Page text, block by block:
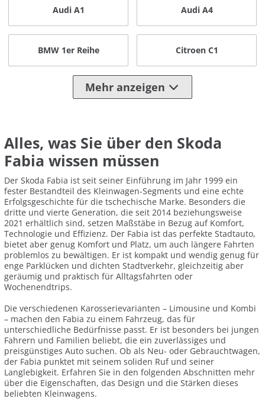
Audi A1 Audi A4
BMW 1er Reihe Citroen C1
Mehr anzeigen
Alles, was Sie über den Skoda
Fabia wissen müssen
Der Skoda Fabia ist seit seiner Einführung im Jahr 1999 ein
fester Bestandteil des Kleinwagen-Segments und eine echte
Erfolgsgeschichte für die tschechische Marke. Besonders die
dritte und vierte Generation, die seit 2014 beziehungsweise
2021 erhältlich sind, setzen Maßstäbe in Bezug auf Komfort,
Technologie und Effizienz. Der Fabia ist das perfekte Stadtauto,
bietet aber genug Komfort und Platz, um auch längere Fahrten
problemlos zu bewältigen. Er ist kompakt und wendig genug für
enge Parklücken und dichten Stadtverkehr, gleichzeitig aber
geräumig und praktisch für Alltagsfahrten oder
Wochenendtrips.
Die verschiedenen Karosserievarianten – Limousine und Kombi
– machen den Fabia zu einem Fahrzeug, das für
unterschiedliche Bedürfnisse passt. Er ist besonders bei jungen
Fahrern und Familien beliebt, die ein zuverlässiges und
preisgünstiges Auto suchen. Ob als Neu- oder Gebrauchtwagen,
der Fabia punktet mit seinem soliden Ruf und seiner
Langlebigkeit. Erfahren Sie in den folgenden Abschnitten mehr
über die Eigenschaften, das Design und die Stärken dieses
beliebten Kleinwagens.